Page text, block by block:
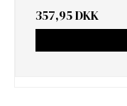
357,95 DKK